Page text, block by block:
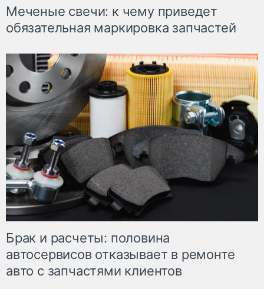
Меченые свечи: к чему приведет
обязательная маркировка запчастей
Брак и расчеты: половина
автосервисов отказывает в ремонте
авто с запчастями клиентов